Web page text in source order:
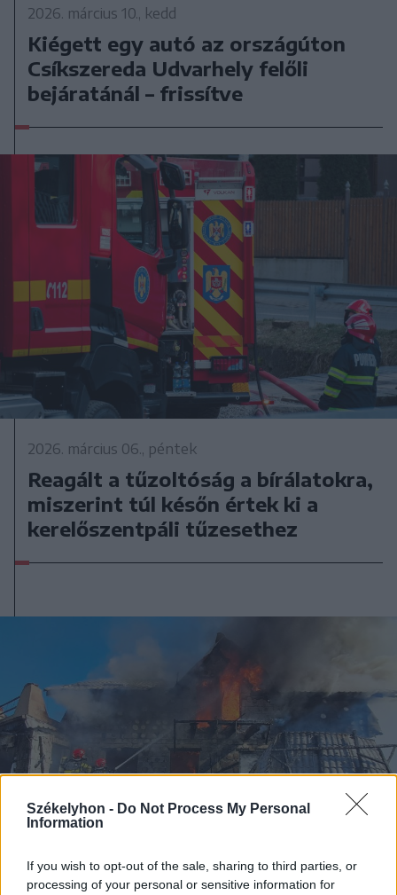
Székelyhon - Do Not Process My Personal
Information
If you wish to opt-out of the sale, sharing to third parties, or
processing of your personal or sensitive information for
2026. március 10., kedd
Kiégett egy autó az országúton
Csíkszereda Udvarhely felőli
bejáratánál – frissítve
2026. március 06., péntek
Reagált a tűzoltóság a bírálatokra,
miszerint túl későn értek ki a
kerelőszentpáli tűzesethez